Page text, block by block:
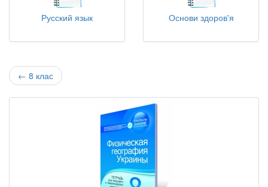
Русский язык Основи здоров'я
← 8 клас